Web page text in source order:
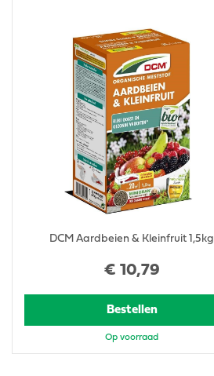
€ 10,79
DCM Aardbeien & Kleinfruit 1,5kg
Bestellen
Op voorraad